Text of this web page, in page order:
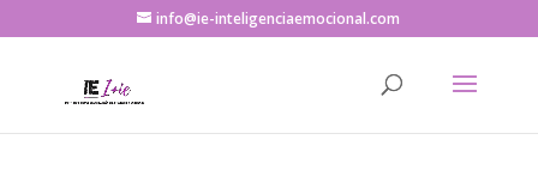
info@ie-inteligenciaemocional.com